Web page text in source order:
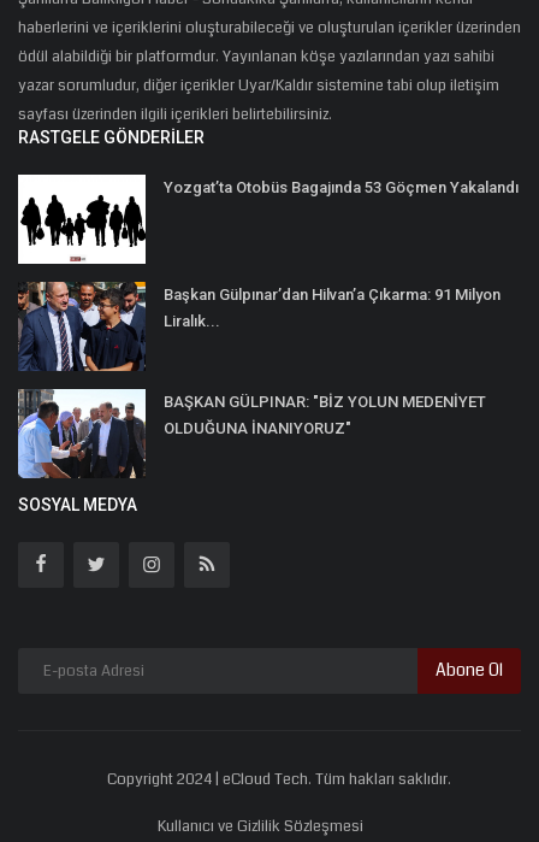
haberlerini ve içeriklerini oluşturabileceği ve oluşturulan içerikler üzerinden
ödül alabildiği bir platformdur. Yayınlanan köşe yazılarından yazı sahibi
yazar sorumludur, diğer içerikler Uyar/Kaldır sistemine tabi olup iletişim
sayfası üzerinden ilgili içerikleri belirtebilirsiniz.
RASTGELE GÖNDERILER
Yozgat’ta Otobüs Bagajında 53 Göçmen Yakalandı
Başkan Gülpınar’dan Hilvan’a Çıkarma: 91 Milyon
Liralık...
BAŞKAN GÜLPINAR: "BİZ YOLUN MEDENİYET
OLDUĞUNA İNANIYORUZ"
SOSYAL MEDYA
Abone Ol
Copyright 2024 | eCloud Tech. Tüm hakları saklıdır.
Kullanıcı ve Gizlilik Sözleşmesi